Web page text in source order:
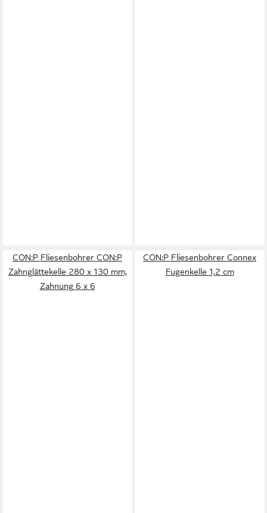
CON:P Fliesenbohrer CON:P
Zahnglättekelle 280 x 130 mm,
Zahnung 6 x 6
CON:P Fliesenbohrer Connex
Fugenkelle 1,2 cm